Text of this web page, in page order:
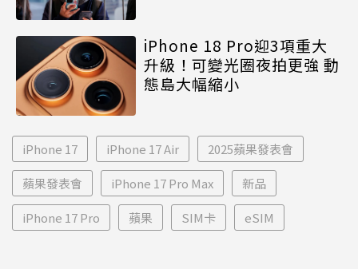
iPhone 18 Pro迎3項重大
升級！可變光圈夜拍更強 動
態島大幅縮小
iPhone 17 iPhone 17 Air 2025蘋果發表會
蘋果發表會 iPhone 17 Pro Max 新品
iPhone 17 Pro 蘋果 SIM卡 eSIM